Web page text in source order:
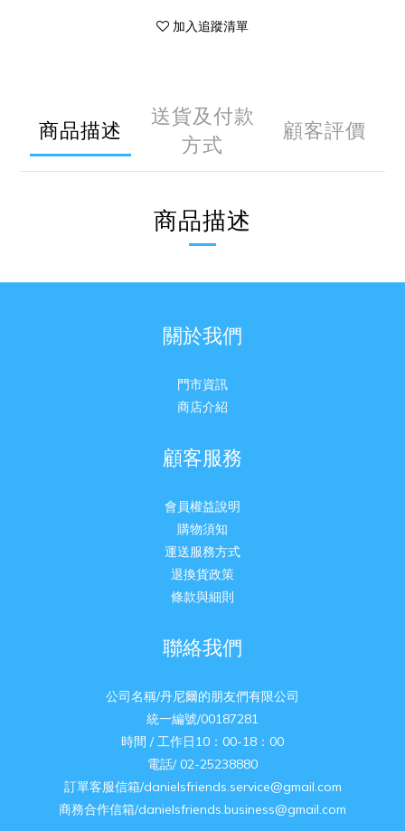
加入追蹤清單
商品描述
送貨及付款
方式
顧客評價
商品描述
關於我們
門市資訊
商店介紹
顧客服務
會員權益說明
購物須知
運送服務方式
退換貨政策
條款與細則
聯絡我們
公司名稱/丹尼爾的朋友們有限公司
統一編號/00187281
時間 / 工作日10：00-18：00
電話/ 02-25238880
訂單客服信箱/danielsfriends.service@gmail.com
商務合作信箱/danielsfriends.business@gmail.com